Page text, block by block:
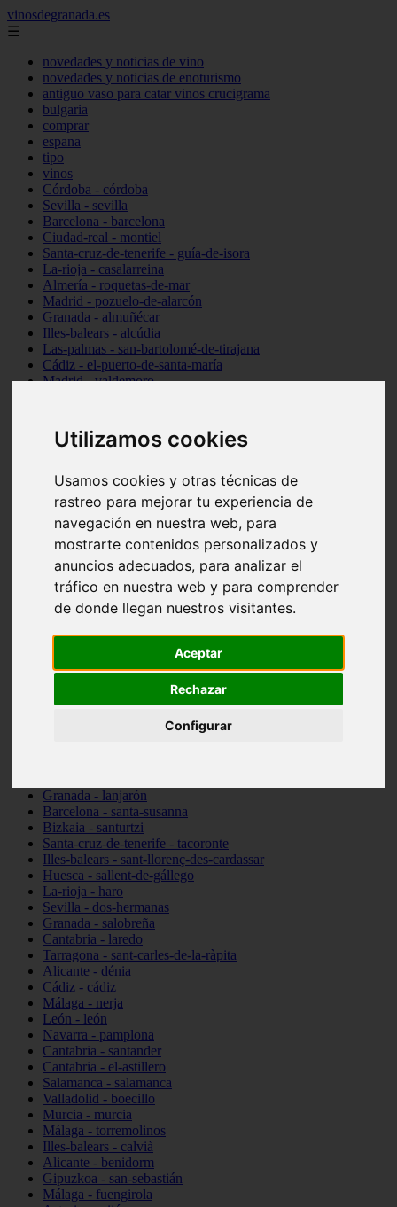
Utilizamos cookies
Usamos cookies y otras técnicas de
rastreo para mejorar tu experiencia de
navegación en nuestra web, para
mostrarte contenidos personalizados y
anuncios adecuados, para analizar el
tráfico en nuestra web y para comprender
de donde llegan nuestros visitantes.
Aceptar
Rechazar
Configurar
vinosdegranada.es
☰
novedades y noticias de vino
novedades y noticias de enoturismo
antiguo vaso para catar vinos crucigrama
bulgaria
comprar
espana
tipo
vinos
Córdoba - córdoba
Sevilla - sevilla
Barcelona - barcelona
Ciudad-real - montiel
Santa-cruz-de-tenerife - guía-de-isora
La-rioja - casalarreina
Almería - roquetas-de-mar
Madrid - pozuelo-de-alarcón
Granada - almuñécar
Illes-balears - alcúdia
Las-palmas - san-bartolomé-de-tirajana
Cádiz - el-puerto-de-santa-maría
Madrid - valdemoro
Cantabria - suances
Sevilla - bormujos
Málaga - júzcar
Huesca - alquézar
Huesca - castejón-de-sos
Lleida - alt-àneu
Córdoba - almedinilla
Navarra - zangoza
Cantabria - arenas-de-iguña
Barcelona - la-pobla-de-lillet
Murcia - cartagena
Madrid - nuevo-baztán
Granada - lanjarón
Barcelona - santa-susanna
Bizkaia - santurtzi
Santa-cruz-de-tenerife - tacoronte
Illes-balears - sant-llorenç-des-cardassar
Huesca - sallent-de-gállego
La-rioja - haro
Sevilla - dos-hermanas
Granada - salobreña
Cantabria - laredo
Tarragona - sant-carles-de-la-ràpita
Alicante - dénia
Cádiz - cádiz
Málaga - nerja
León - león
Navarra - pamplona
Cantabria - santander
Cantabria - el-astillero
Salamanca - salamanca
Valladolid - boecillo
Murcia - murcia
Málaga - torremolinos
Illes-balears - calvià
Alicante - benidorm
Gipuzkoa - san-sebastián
Málaga - fuengirola